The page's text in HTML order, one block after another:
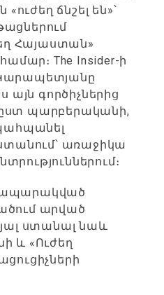
ճնշել են»՝
Հայաստան»
The Insider-ի
այն գործիչներից
ըստ պարբերականի,
առաջիկա
արված
ստանալ նաև
և «Ուժեղ